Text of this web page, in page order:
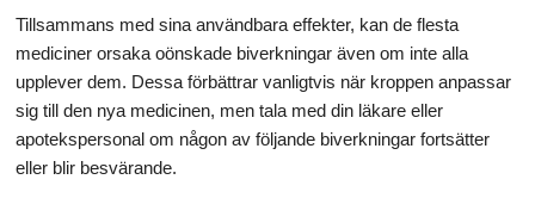
Tillsammans med sina användbara effekter, kan de flesta
mediciner orsaka oönskade biverkningar även om inte alla
upplever dem. Dessa förbättrar vanligtvis när kroppen anpassar
sig till den nya medicinen, men tala med din läkare eller
apotekspersonal om någon av följande biverkningar fortsätter
eller blir besvärande.